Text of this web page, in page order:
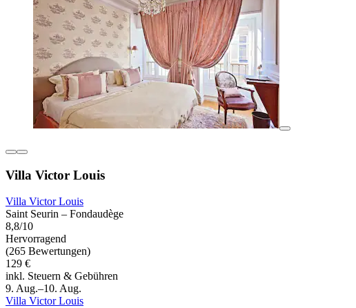
Villa Victor Louis
Villa Victor Louis
Saint Seurin – Fondaudège
8,8/10
Hervorragend
(265 Bewertungen)
129 €
inkl. Steuern & Gebühren
9. Aug.–10. Aug.
Villa Victor Louis